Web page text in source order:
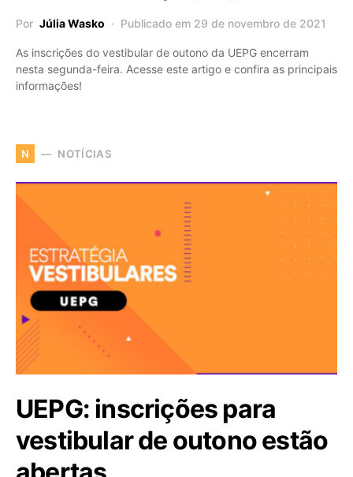
Por Júlia Wasko Publicado em 29 de novembro de 2021
As inscrições do vestibular de outono da UEPG encerram
nesta segunda-feira. Acesse este artigo e confira as principais
informações!
N NOTÍCIAS
UEPG: inscrições para
vestibular de outono estão